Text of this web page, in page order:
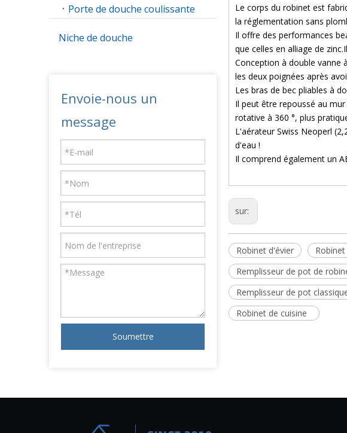
Porte de douche coulissante
Niche de douche
Envoie-nous un
message
Soumettre
Le corps du robinet est
la réglementation sans
Il offre des performances
que celles en alliage de
Conception à double vanne
les deux poignées après
Les bras de bec pliables à
Il peut être repoussé au
rotative à 360 °, plus
L'aérateur Swiss Neoperl
d'eau !
Il comprend également un
sur:
Robinet d'évier Robinet
Remplisseur de pot de
Remplisseur de pot
Robinet de cuisine